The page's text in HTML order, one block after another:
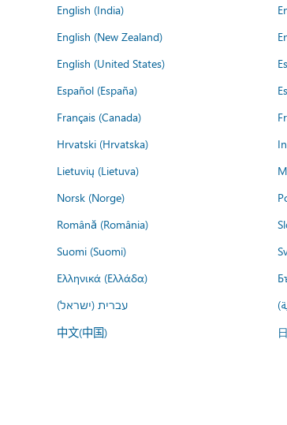
English (India)
English (New Zealand)
English (United States)
Español (España)
Français (Canada)
Hrvatski (Hrvatska)
Lietuvių (Lietuva)
Norsk (Norge)
Română (România)
Suomi (Suomi)
Ελληνικά (Ελλάδα)
עברית (ישראל)
中文(中国)